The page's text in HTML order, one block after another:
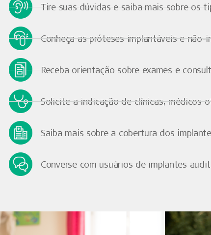
Tire suas dúvidas e saiba mais sobre os
Conheça as próteses implantáveis e
Receba orientação sobre exames e
Solicite a indicação de clínicas, médicos
Saiba mais sobre a cobertura dos
Converse com usuários de implantes